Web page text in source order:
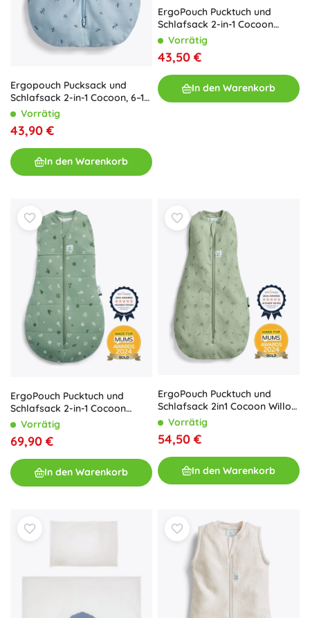
Ergopouch Pucksack und
Schlafsack 2-in-1 Cocoon, 6–12
Monate, 8–10 kg, 0,2 TOG
Vorrätig
43,90 €
In den Warenkorb
ErgoPouch Pucktuch und
Schlafsack 2-in-1 Cocoon
Willow 0,2 TOG (0–3 Monate,
Vorrätig
43,50 €
In den Warenkorb
ErgoPouch Pucktuch und
Schlafsack 2-in-1 Cocoon
Sweet Orchard 2,5 TOG (0–3
Monate, 3–6 kg)
Vorrätig
69,90 €
In den Warenkorb
ErgoPouch Pucktuch und
Schlafsack 2in1 Cocoon Willow
1 TOG (0–3 Monate)
Vorrätig
54,50 €
In den Warenkorb